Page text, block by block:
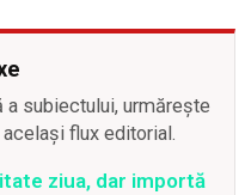
a subiectului, urmărește
flux editorial.
ziua, dar importă